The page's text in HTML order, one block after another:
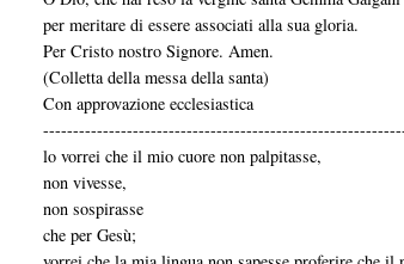
per meritare di essere associati alla sua gloria.
Per Cristo nostro Signore. Amen.
(Colletta della messa della santa)
Con approvazione ecclesiastica
lo vorrei che il mio cuore non palpitasse,
non vivesse,
non sospirasse
che per Gesù;